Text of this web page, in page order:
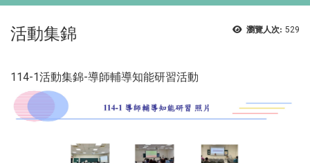
瀏覽人次: 529
活動集錦
114-1活動集錦-導師輔導知能研習活動